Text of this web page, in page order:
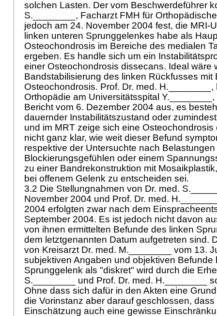
solchen Lasten. Der vom Beschwerdeführer
S.________, Facharzt FMH für
jedoch am 24. November 2004 fest, die MRI-
linken unteren Sprunggelenkes habe als
Osteochondrosis im Bereiche des medialen
ergeben. Es handle sich um ein
einer Osteochondrosis dissecans. Ideal wäre
Bandstabilisierung des linken Rückfusses mit
Osteochondrosis. Prof. Dr. med. H.________,
Orthopädie am Universitätsspital
Bericht vom 6. Dezember 2004 aus, es
dauernder Instabilitätszustand oder
und im MRT zeige sich eine
nicht ganz klar, wie weit dieser Befund
respektive der Untersuchte nach Belastungen
Blockierungsgefühlen oder einem
zu einer Bandrekonstruktion mit
bei offenem Gelenk zu entscheiden sei.
3.2 Die Stellungnahmen von Dr. med.
November 2004 und Prof. Dr. med.
2004 erfolgten zwar nach dem
September 2004. Es ist jedoch nicht davon
von ihnen ermittelten Befunde des linken
dem letztgenannten Datum aufgetreten sind.
von Kreisarzt Dr. med. M.________ vom 13.
subjektiven Angaben und objektiven Befunde
Sprunggelenk als "diskret" wird durch die
S.________ und Prof. Dr. med. H.________
Ohne dass sich dafür in den Akten eine
die Vorinstanz aber darauf geschlossen,
Einschätzung auch eine gewisse